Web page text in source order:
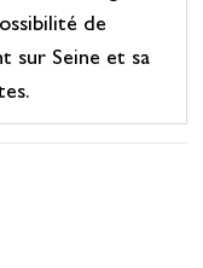
de
sur Seine et sa